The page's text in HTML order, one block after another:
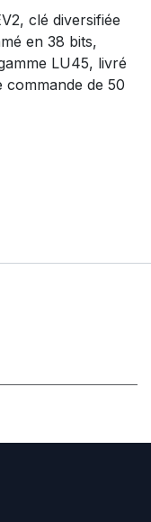
clé diversifiée
en 38 bits,
LU45, livré
commande de 50